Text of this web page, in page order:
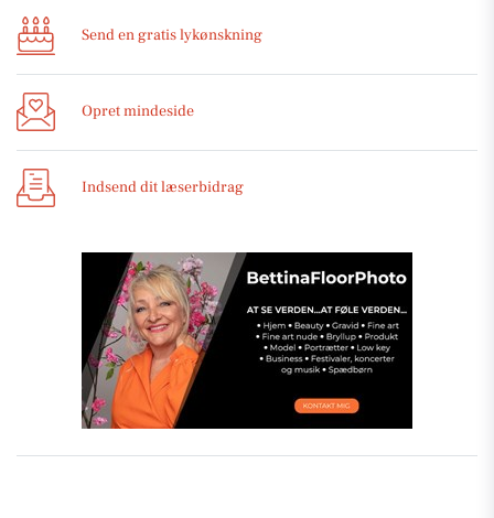
Send en gratis lykønskning
Opret mindeside
Indsend dit læserbidrag